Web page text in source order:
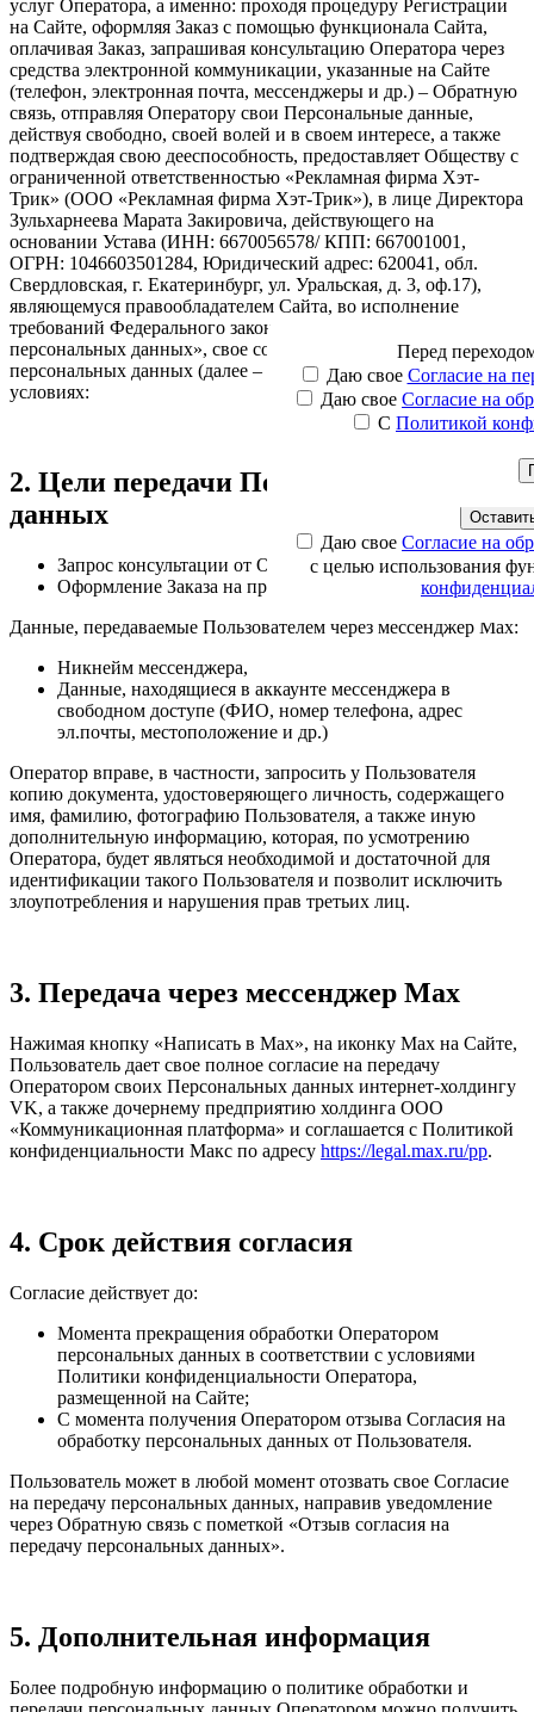
услуг Оператора, а именно: проходя процедуру Регистрации
на Сайте, оформляя Заказ с помощью функционала Сайта,
оплачивая Заказ, запрашивая консультацию Оператора через
средства электронной коммуникации, указанные на Сайте
(телефон, электронная почта, мессенджеры и др.) – Обратную
связь, отправляя Оператору свои Персональные данные,
действуя свободно, своей волей и в своем интересе, а также
подтверждая свою дееспособность, предоставляет Обществу с
ограниченной ответственностью «Рекламная фирма Хэт-
Трик» (ООО «Рекламная фирма Хэт-Трик»), в лице Директора
Зульхарнеева Марата Закировича, действующего на
основании Устава (ИНН: 6670056578/ КПП: 667001001,
ОГРН: 1046603501284, Юридический адрес: 620041, обл.
Свердловская, г. Екатеринбург, ул. Уральская, д. 3, оф.17),
являющемуся правообладателем Сайта, во исполнение
требований Федерального закона от 27.07.2006. № 152-ФЗ «О
персональных данных», свое согласие на передачу
персональных данных (далее – «Согласие») на следующих
условиях:
2. Цели передачи Персональных
данных
Запрос консультации от Оператора;
Оформление Заказа на продукцию/услуги Оператора.
Данные, передаваемые Пользователем через мессенджер Max:
Никнейм мессенджера,
Данные, находящиеся в аккаунте мессенджера в
свободном доступе (ФИО, номер телефона, адрес
эл.почты, местоположение и др.)
Оператор вправе, в частности, запросить у Пользователя
копию документа, удостоверяющего личность, содержащего
имя, фамилию, фотографию Пользователя, а также иную
дополнительную информацию, которая, по усмотрению
Оператора, будет являться необходимой и достаточной для
идентификации такого Пользователя и позволит исключить
злоупотребления и нарушения прав третьих лиц.
3. Передача через мессенджер Max
Нажимая кнопку «Написать в Max», на иконку Max на Сайте,
Пользователь дает свое полное согласие на передачу
Оператором своих Персональных данных интернет-холдингу
VK, а также дочернему предприятию холдинга ООО
«Коммуникационная платформа» и соглашается с Политикой
конфиденциальности Макс по адресу https://legal.max.ru/pp.
4. Срок действия согласия
Согласие действует до:
Момента прекращения обработки Оператором
персональных данных в соответствии с условиями
Политики конфиденциальности Оператора,
размещенной на Сайте;
С момента получения Оператором отзыва Согласия на
обработку персональных данных от Пользователя.
Пользователь может в любой момент отозвать свое Согласие
на передачу персональных данных, направив уведомление
через Обратную связь с пометкой «Отзыв согласия на
передачу персональных данных».
5. Дополнительная информация
Более подробную информацию о политике обработки и
Наши менеджеры
Мы свяжемся с вами в
Даю свое Согласие на
с целью использования
Перед
Даю свое Согласие на
Даю свое Согласие на
С Политикой